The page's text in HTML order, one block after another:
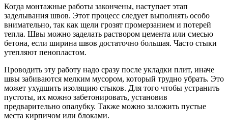
Когда монтажные работы закончены, наступает этап
заделывания швов. Этот процесс следует выполнять особо
внимательно, так как щели грозят промерзанием и потерей
тепла. Швы можно заделать раствором цемента или смесью
бетона, если ширина швов достаточно большая. Часто стыки
утепляют пенопластом.
Проводить эту работу надо сразу после укладки плит, иначе
швы забиваются мелким мусором, который трудно убрать. Это
может ухудшить изоляцию стыков. Для того чтобы устранить
пустоты, их можно забетонировать, установив
предварительно опалубку. Также можно заложить пустые
места кирпичом или блоками.